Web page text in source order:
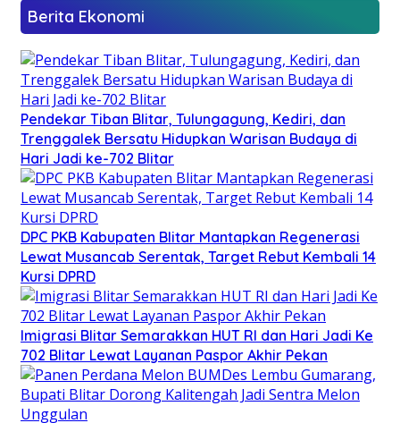
Berita Ekonomi
Pendekar Tiban Blitar, Tulungagung, Kediri, dan
Trenggalek Bersatu Hidupkan Warisan Budaya di
Hari Jadi ke-702 Blitar
DPC PKB Kabupaten Blitar Mantapkan Regenerasi
Lewat Musancab Serentak, Target Rebut Kembali 14
Kursi DPRD
Imigrasi Blitar Semarakkan HUT RI dan Hari Jadi Ke
702 Blitar Lewat Layanan Paspor Akhir Pekan